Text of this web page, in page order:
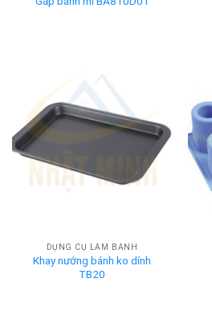
DỤNG CỤ LÀM BÁNH
Khay nướng bánh ko dính
TB20